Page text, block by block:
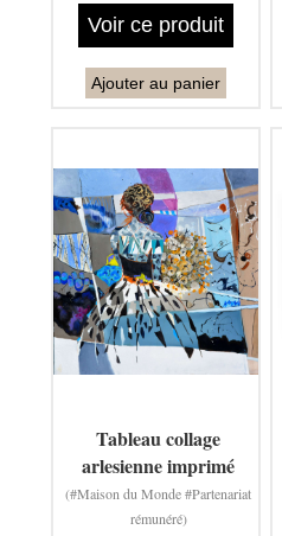
Voir ce produit
Ajouter au panier
Tableau collage
arlesienne imprimé
(#Maison du Monde #Partenariat
rémunéré)